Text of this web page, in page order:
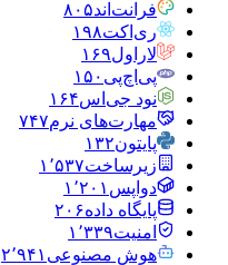
فرانت‌اند۸۰۵
ری‌اکت۱۹۸
لاراول۱۶۹
پی‌اچ‌پی ۱۵۰
نود جی‌اس۱۶۴
مهارت‌های نرم۷۴۷
پایتون۱۳۲
زیرساخت۱٬۵۳۷
دواپس ۱٬۲۰۱
پایگاه داده۲۰۶
امنیت۱٬۳۳۹
هوش مصنوعی ۲٬۹۴۱